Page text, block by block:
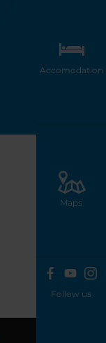
Accomodation
Maps
Follow us